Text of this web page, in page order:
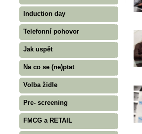
Induction day
Telefonní pohovor
Jak uspět
Na co se (ne)ptat
Volba židle
Pre- screening
FMCG a RETAIL